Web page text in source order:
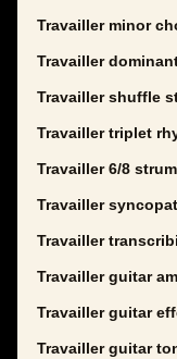
Travailler minor
Travailler
Travailler shuffle
Travailler triplet
Travailler 6/8
Travailler
Travailler
Travailler guitar
Travailler guitar
Travailler guitar